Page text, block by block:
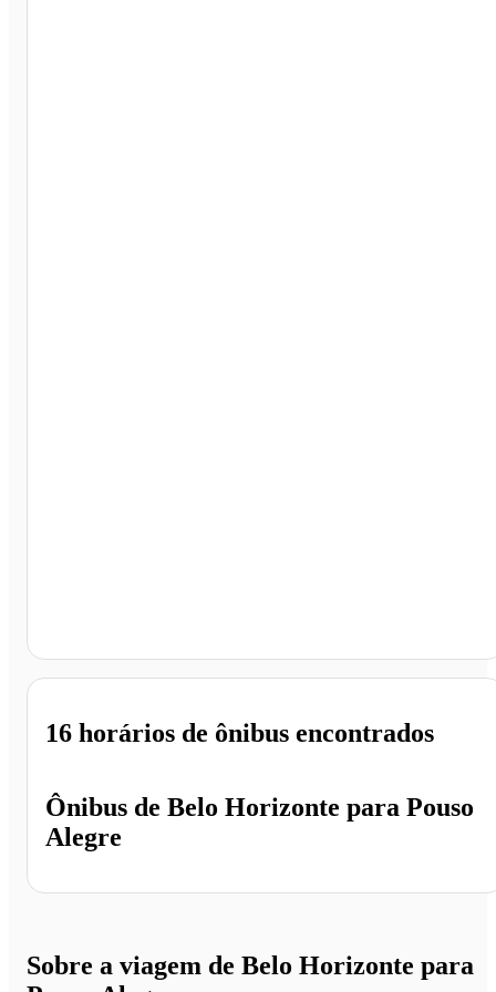
Ônibus de Belo Horizonte para Pouso
Alegre
16 horários de ônibus encontrados
Sobre a viagem de Belo Horizonte para